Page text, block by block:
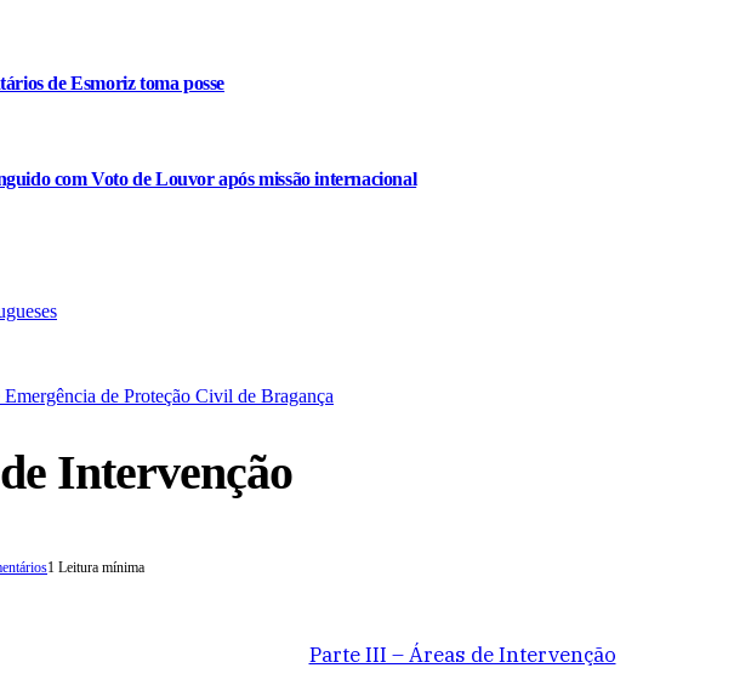
de Esmoriz toma posse
com Voto de Louvor após missão internacional
de Proteção Civil de Bragança
Intervenção
1 Leitura mínima
Parte III – Áreas de Intervenção